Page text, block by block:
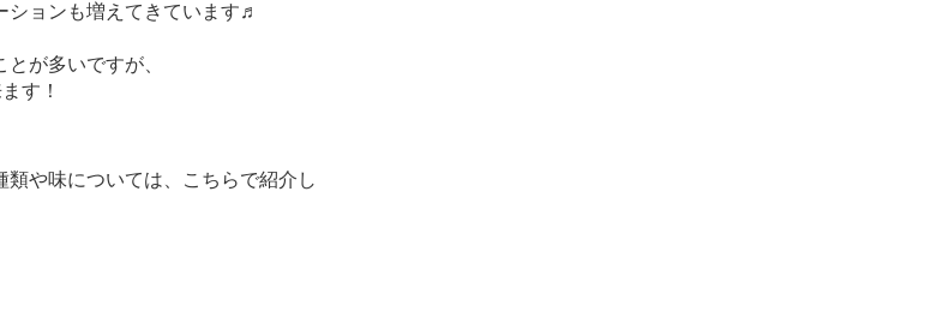
ションも増えてきています♬
が多いですが、
す！
や味については、こちらで紹介し